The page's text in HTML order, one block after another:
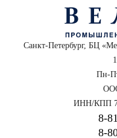
Санкт-Петербург, БЦ
Пн-
ИНН/КПП